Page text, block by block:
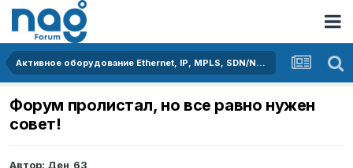
Активное оборудование Ethernet, IP, MPLS, SDN/NFV...
Форум пролистал, но все равно нужен
совет!
Автор: Ден_63